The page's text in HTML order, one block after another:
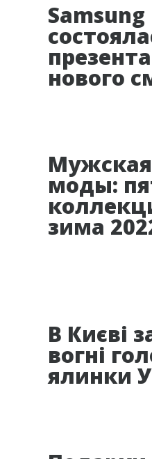
Samsung
нового
моды:
зима
В Києві
вогні
ялинки